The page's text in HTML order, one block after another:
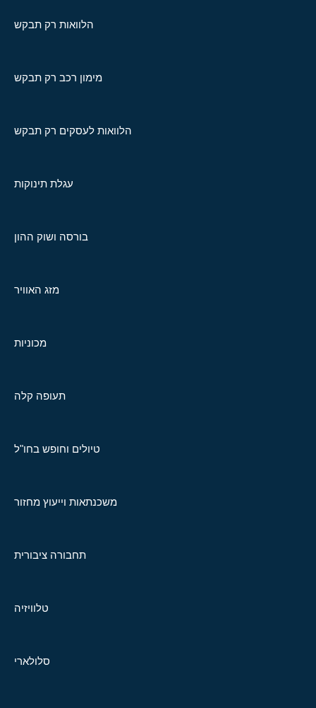
הלוואות רק תבקש
מימון רכב רק תבקש
הלוואות לעסקים רק תבקש
עגלת תינוקות
בורסה ושוק ההון
מזג האוויר
מכוניות
תעופה קלה
טיולים וחופש בחו"ל
משכנתאות וייעוץ מחזור
תחבורה ציבורית
טלוויזיה
סלולארי